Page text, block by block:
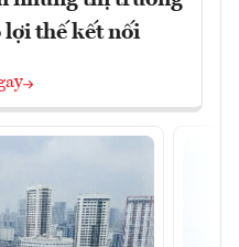
lợi thế kết nối